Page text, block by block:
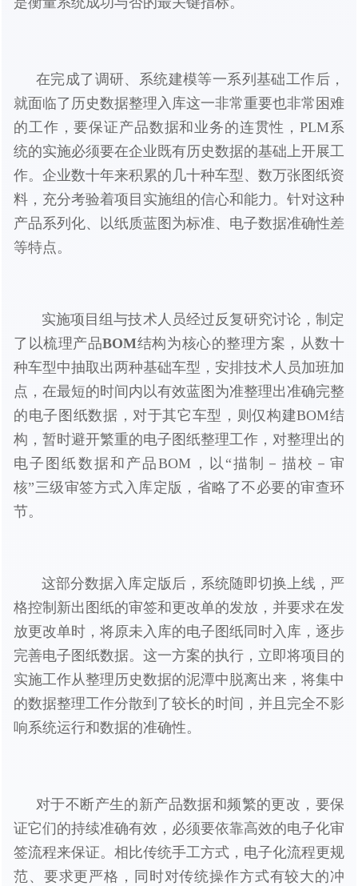
在完成了调研、系统建模等一系列基础工作后，
就面临了历史数据整理入库这一非常重要也非常困难
的工作，要保证产品数据和业务的连贯性，PLM系
统的实施必须要在企业既有历史数据的基础上开展工
作。企业数十年来积累的几十种车型、数万张图纸资
料，充分考验着项目实施组的信心和能力。针对这种
产品系列化、以纸质蓝图为标准、电子数据准确性差
等特点。
实施项目组与技术人员经过反复研究讨论，制定
了以梳理产品BOM结构为核心的整理方案，从数十
种车型中抽取出两种基础车型，安排技术人员加班加
点，在最短的时间内以有效蓝图为准整理出准确完整
的电子图纸数据，对于其它车型，则仅构建BOM结
构，暂时避开繁重的电子图纸整理工作，对整理出的
电子图纸数据和产品BOM，以“描制－描校－审
核”三级审签方式入库定版，省略了不必要的审查环
节。
这部分数据入库定版后，系统随即切换上线，严
格控制新出图纸的审签和更改单的发放，并要求在发
放更改单时，将原未入库的电子图纸同时入库，逐步
完善电子图纸数据。这一方案的执行，立即将项目的
实施工作从整理历史数据的泥潭中脱离出来，将集中
的数据整理工作分散到了较长的时间，并且完全不影
响系统运行和数据的准确性。
对于不断产生的新产品数据和频繁的更改，要保
证它们的持续准确有效，必须要依靠高效的电子化审
签流程来保证。相比传统手工方式，电子化流程更规
范、要求更严格，同时对传统操作方式有较大的冲